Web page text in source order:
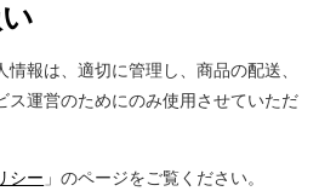
報は、適切に管理し、商品の配送、
ス運営のためにのみ使用させていただ
シー 」のページをご覧ください。